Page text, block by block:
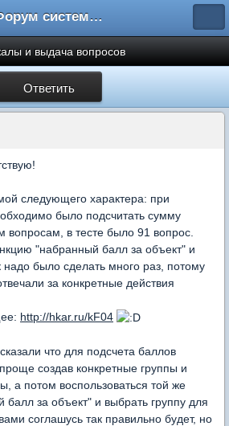
Форум системы тестирования INDIGO
и выдача вопросов
Ответить
следующего характера: при
было подсчитать сумму
вопросам, в тесте было 91 вопрос.
"набранный балл за объект" и
надо было сделать много раз, потому
за конкретные действия
http://hkar.ru/kF04
что для подсчета баллов
создав конкретные группы и
а потом воспользоваться той же
за объект" и выбрать группу для
соглашусь так правильно будет, но